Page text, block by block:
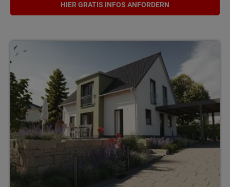
HIER GRATIS INFOS ANFORDERN